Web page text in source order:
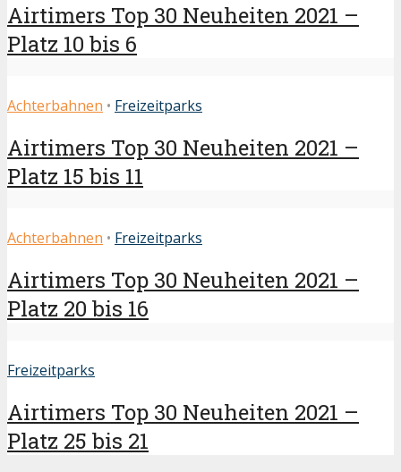
Airtimers Top 30 Neuheiten 2021 –
Platz 10 bis 6
Achterbahnen • Freizeitparks
Airtimers Top 30 Neuheiten 2021 –
Platz 15 bis 11
Achterbahnen • Freizeitparks
Airtimers Top 30 Neuheiten 2021 –
Platz 20 bis 16
Freizeitparks
Airtimers Top 30 Neuheiten 2021 –
Platz 25 bis 21